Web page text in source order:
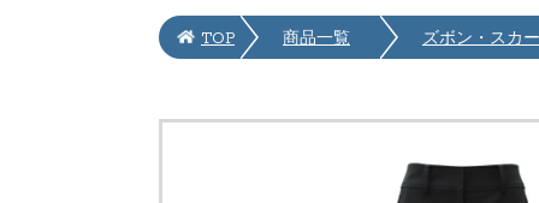
TOP 商品一覧 ズボン・スカ